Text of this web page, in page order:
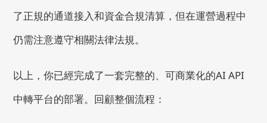
了正規的通道接入和資金合規清算，但在運營過程中
仍需注意遵守相關法律法規。
以上，你已經完成了一套完整的、可商業化的AI API
中轉平台的部署。回顧整個流程：